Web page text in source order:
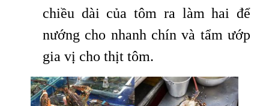
chiều dài của tôm ra làm hai để
nướng cho nhanh chín và tẩm ướp
gia vị cho thịt tôm.